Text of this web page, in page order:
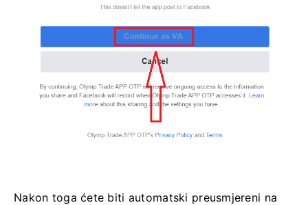
Nakon toga ćete biti automatski preusmjereni na